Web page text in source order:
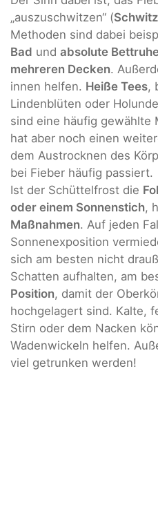
„auszuschwitzen“ (
Methoden sind dabei
Bad und absolute
mehreren Decken.
innen helfen. Heiße Tees,
Lindenblüten oder
sind eine häufig gewählte
hat aber noch einen
dem Austrocknen des
bei Fieber häufig passiert.
Ist der Schüttelfrost die
oder einem Sonnenstich,
Maßnahmen. Auf jeden
Sonnenexposition
sich am besten nicht
Schatten aufhalten, am
Position, damit der
hochgelagert sind. Kalte,
Stirn oder dem Nacken
Wadenwickeln helfen.
viel getrunken werden!